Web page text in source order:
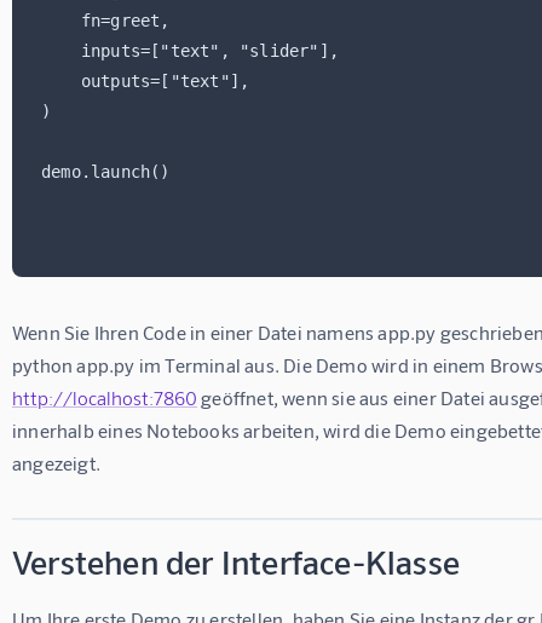
    fn=greet,
    inputs=["text", "slider"],
    outputs=["text"],
)
Wenn Sie Ihren Code in einer Datei namens app.py
python app.py im Terminal aus. Die Demo wird in einem
http://localhost:7860 geöffnet, wenn sie aus einer Datei
innerhalb eines Notebooks arbeiten, wird die Demo
angezeigt.
Verstehen der Interface-Klasse